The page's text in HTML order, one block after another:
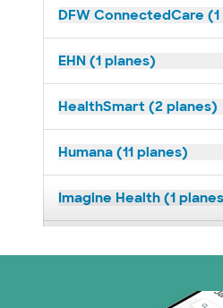
DFW ConnectedCare
EHN (1 planes)
HealthSmart (2 planes)
Humana (11 planes)
Imagine Health (1
Medicare (1 planes)